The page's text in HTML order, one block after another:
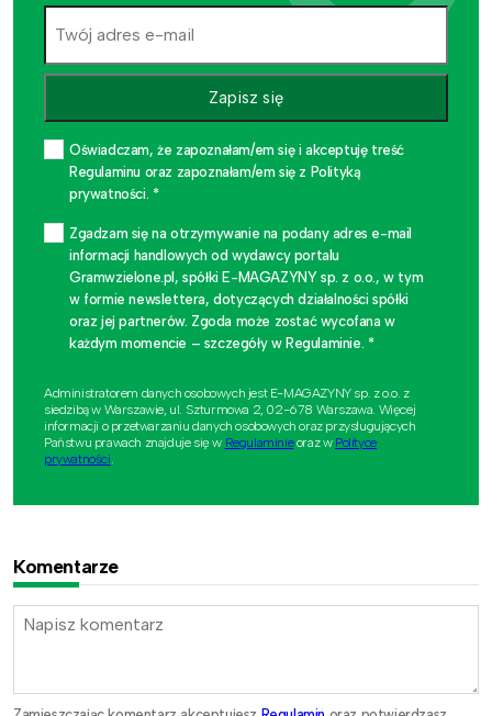
Zapisz się
Oświadczam, że zapoznałam/em się i akceptuję treść
Regulaminu oraz zapoznałam/em się z Polityką
prywatności. *
Zgadzam się na otrzymywanie na podany adres e-mail
informacji handlowych od wydawcy portalu
Gramwzielone.pl, spółki E-MAGAZYNY sp. z o.o., w tym
w formie newslettera, dotyczących działalności spółki
oraz jej partnerów. Zgoda może zostać wycofana w
każdym momencie – szczegóły w Regulaminie. *
Administratorem danych osobowych jest E-MAGAZYNY sp. z o.o. z
siedzibą w Warszawie, ul. Szturmowa 2, 02-678 Warszawa. Więcej
informacji o przetwarzaniu danych osobowych oraz przysługujących
Państwu prawach znajduje się w Regulaminieoraz w Polityce
prywatności.
Komentarze